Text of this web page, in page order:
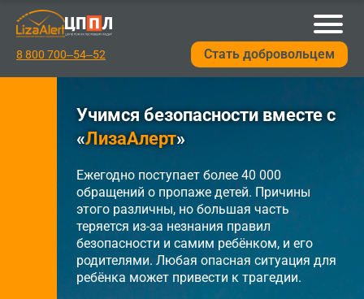
8 800 700‒54‒52 Стать добровольцем
Учимся безопасности вместе с
«ЛизаАлерт»
Ежегодно поступает более 40 000
обращений о пропаже детей. Причины
этого различны, но большая часть
теряется из-за незнания правил
безопасности и самим ребёнком, и его
родителями. Любая опасная ситуация для
ребёнка может привести к трагедии.